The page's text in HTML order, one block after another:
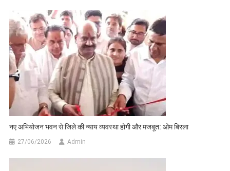
नए अभियोजन भवन से जिले की न्याय व्यवस्था होगी और मजबूत: ओम बिरला
27/06/2026 Admin